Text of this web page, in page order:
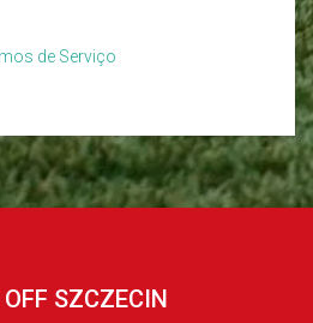
de Serviço
SZCZECIN